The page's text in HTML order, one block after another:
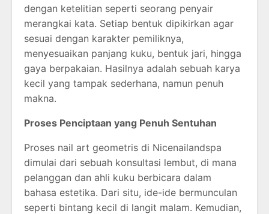
dengan ketelitian seperti seorang penyair
merangkai kata. Setiap bentuk dipikirkan agar
sesuai dengan karakter pemiliknya,
menyesuaikan panjang kuku, bentuk jari, hingga
gaya berpakaian. Hasilnya adalah sebuah karya
kecil yang tampak sederhana, namun penuh
makna.
Proses Penciptaan yang Penuh Sentuhan
Proses nail art geometris di Nicenailandspa
dimulai dari sebuah konsultasi lembut, di mana
pelanggan dan ahli kuku berbicara dalam
bahasa estetika. Dari situ, ide-ide bermunculan
seperti bintang kecil di langit malam. Kemudian,